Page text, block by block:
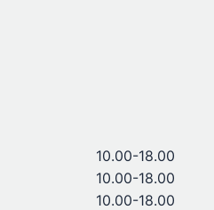
10.00-18.00
10.00-18.00
10.00-18.00